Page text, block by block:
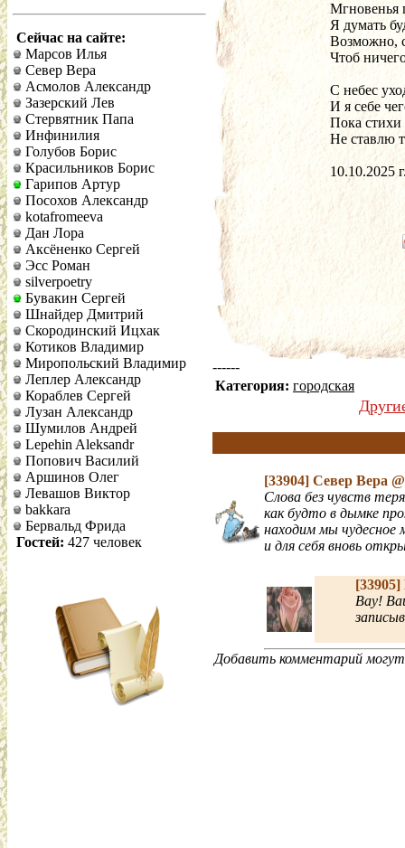
Сейчас на сайте:
Марсов Илья
Север Вера
Асмолов Александр
Зазерский Лев
Стервятник Папа
Инфинилия
Голубов Борис
Красильников Борис
Гарипов Артур
Посохов Александр
kotafromeeva
Дан Лора
Аксёненко Сергей
Эсс Роман
silverpoetry
Бувакин Сергей
Шнайдер Дмитрий
Скородинский Ицхак
Котиков Владимир
Миропольский Владимир
Леплер Александр
Кораблев Сергей
Лузан Александр
Шумилов Андрей
Lepehin Aleksandr
Попович Василий
Аршинов Олег
Левашов Виктор
bakkara
Бервальд Фрида
Гостей: 427 человек
Мгновенья
Я думать
Возможно,
Чтоб
С небес
И я себе
Пока стихи
Не ставлю
10.10.2025
------
Категория: городская
[33904] Север Вера
Слова без чувств
как будто в дымке
находим мы чудесное
и для себя вновь
[33905]
Вау!
Добавить комментарий